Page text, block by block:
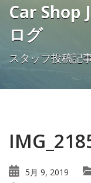
Car Shop
ログ
スタッフ投稿記
5月 9, 2019